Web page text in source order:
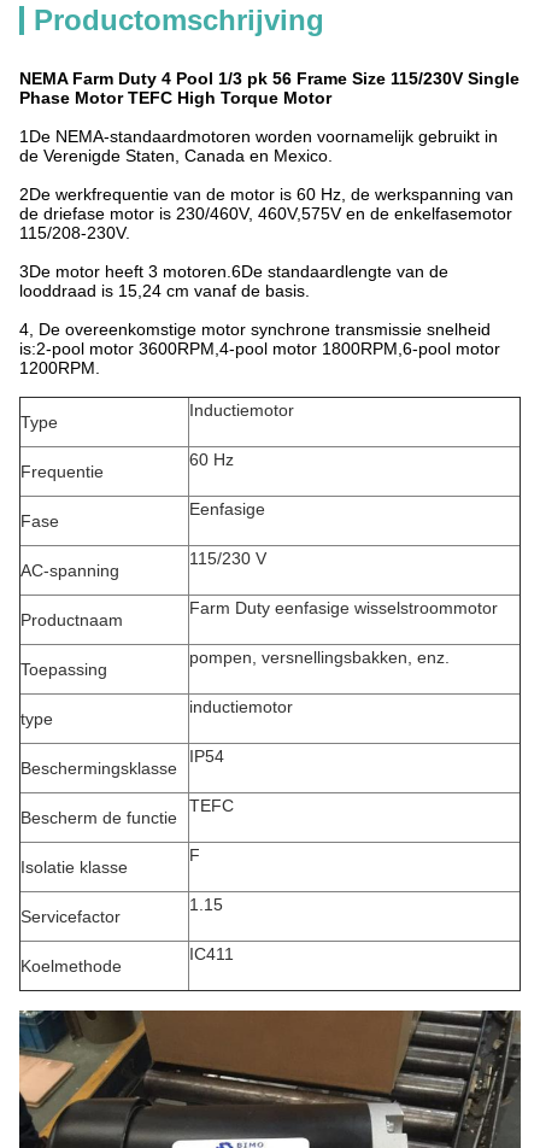
Productomschrijving
NEMA Farm Duty 4 Pool 1/3 pk 56 Frame Size 115/230V Single
Phase Motor TEFC High Torque Motor
1De NEMA-standaardmotoren worden voornamelijk gebruikt in
de Verenigde Staten, Canada en Mexico.
2De werkfrequentie van de motor is 60 Hz, de werkspanning van
de driefase motor is 230/460V, 460V,575V en de enkelfasemotor
115/208-230V.
3De motor heeft 3 motoren.6De standaardlengte van de
looddraad is 15,24 cm vanaf de basis.
4, De overeenkomstige motor synchrone transmissie snelheid
is:2-pool motor 3600RPM,4-pool motor 1800RPM,6-pool motor
1200RPM.
Type
Inductiemotor
Frequentie
60 Hz
Fase
Eenfasige
AC-spanning
115/230 V
Productnaam
Farm Duty eenfasige wisselstroommotor
Toepassing
pompen, versnellingsbakken, enz.
type
inductiemotor
Beschermingsklasse
IP54
Bescherm de functie
TEFC
Isolatie klasse
F
Servicefactor
1.15
Koelmethode
IC411